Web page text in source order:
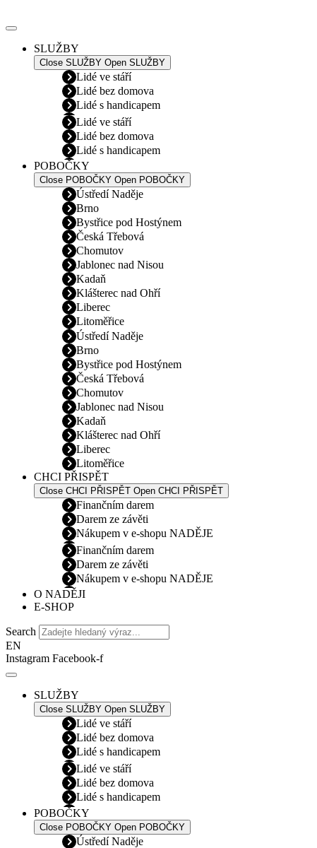
k
SLUŽBY
Close SLUŽBY Open SLUŽBY
Lidé ve stáří
Lidé bez domova
Lidé s handicapem
Lidé ve stáří
Lidé bez domova
Lidé s handicapem
POBOČKY
Close POBOČKY Open POBOČKY
Ústředí Naděje
Brno
Bystřice pod Hostýnem
Česká Třebová
Chomutov
Jablonec nad Nisou
Kadaň
Klášterec nad Ohří
Liberec
Litoměřice
Ústředí Naděje
Brno
Bystřice pod Hostýnem
Česká Třebová
Chomutov
Jablonec nad Nisou
Kadaň
Klášterec nad Ohří
Liberec
Litoměřice
CHCI PŘISPĚT
Close CHCI PŘISPĚT Open CHCI PŘISPĚT
Finančním darem
Darem ze závěti
Nákupem v e-shopu NADĚJE
Finančním darem
Darem ze závěti
Nákupem v e-shopu NADĚJE
O NADĚJI
E-SHOP
Search
EN
Instagram Facebook-f
SLUŽBY
Close SLUŽBY Open SLUŽBY
Lidé ve stáří
Lidé bez domova
Lidé s handicapem
Lidé ve stáří
Lidé bez domova
Lidé s handicapem
POBOČKY
Close POBOČKY Open POBOČKY
Ústředí Naděje